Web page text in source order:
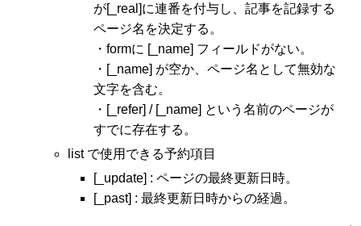
が[_real]に連番を付与し、記事を記録する
ページ名を決定する。
・formに [_name] フィールドがない。
・[_name] が空か、ページ名として無効な
文字を含む。
・[_refer] / [_name] という名前のページが
すでに存在する。
list で使用できる予約項目
[_update] : ページの最終更新日時。
[_past] : 最終更新日時からの経過。